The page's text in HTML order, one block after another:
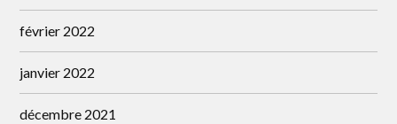
février 2022
janvier 2022
décembre 2021